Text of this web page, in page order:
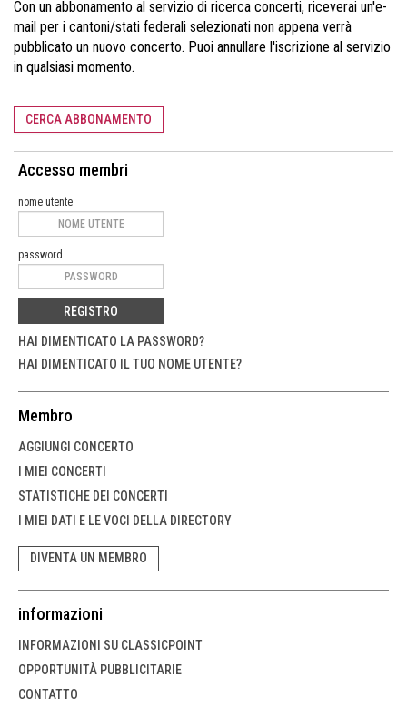
Con un abbonamento al servizio di ricerca concerti, riceverai un'e-
mail per i cantoni/stati federali selezionati non appena verrà
pubblicato un nuovo concerto. Puoi annullare l'iscrizione al servizio
in qualsiasi momento.
CERCA ABBONAMENTO
Accesso membri
nome utente
password
REGISTRO
HAI DIMENTICATO LA PASSWORD?
HAI DIMENTICATO IL TUO NOME UTENTE?
Membro
AGGIUNGI CONCERTO
I MIEI CONCERTI
STATISTICHE DEI CONCERTI
I MIEI DATI E LE VOCI DELLA DIRECTORY
DIVENTA UN MEMBRO
informazioni
INFORMAZIONI SU CLASSICPOINT
OPPORTUNITÀ PUBBLICITARIE
CONTATTO